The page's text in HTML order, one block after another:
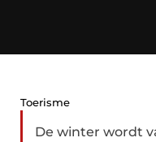
Toerisme
De winter wordt